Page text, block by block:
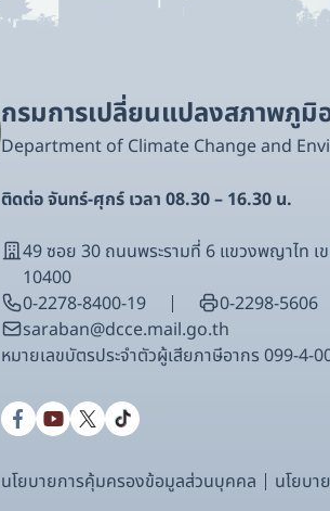
กรมการเปลี่ยนแปลงสภาพภูมิ
Department of Climate Change and
ติดต่อ จันทร์-ศุกร์ เวลา 08.30 – 16.30 น.
49 ซอย 30 ถนนพระรามที่ 6 แขวงพญาไท
10400
0-2278-8400-19
0-2298-5606
saraban@dcce.mail.go.th
หมายเลขบัตรประจําตัวผู้เสียภาษีอากร 099-4-
นโยบายการคุ้มครองข้อมูลส่วนบุคคล นโยบา